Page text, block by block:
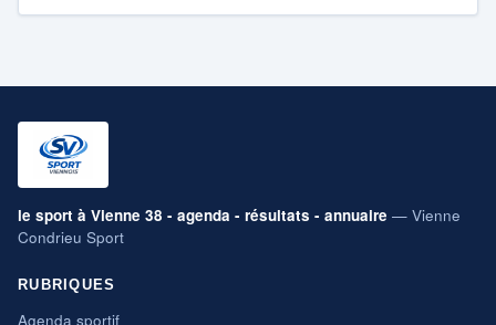
le sport à Vienne 38 - agenda - résultats - annuaire — Vienne
Condrieu Sport
RUBRIQUES
Agenda sportif